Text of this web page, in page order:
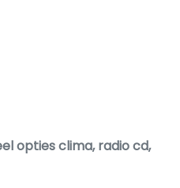
opties clima, radio cd,